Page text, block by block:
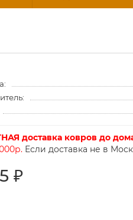
доставка ковров до
Если доставка не в
₽